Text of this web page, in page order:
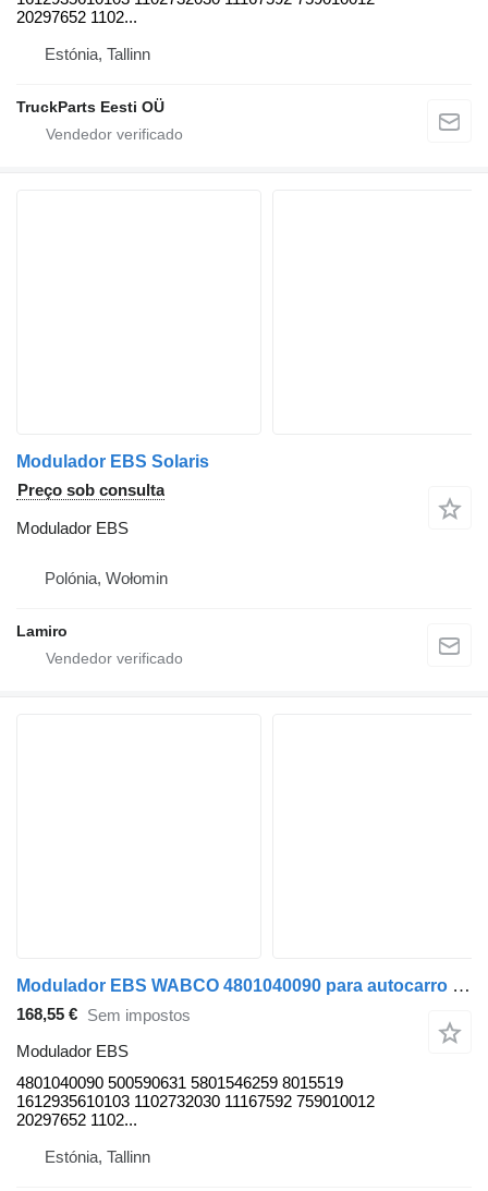
20297652 1102...
Estónia, Tallinn
TruckParts Eesti OÜ
Modulador EBS Solaris
Preço sob consulta
Modulador EBS
Polónia, Wołomin
Lamiro
Modulador EBS WABCO 4801040090 para autocarro Solaris Urbino, Alpino, Vacanza (1999-)
168,55 € Sem impostos
Modulador EBS
4801040090 500590631 5801546259 8015519
1612935610103 1102732030 11167592 759010012
20297652 1102...
Estónia, Tallinn